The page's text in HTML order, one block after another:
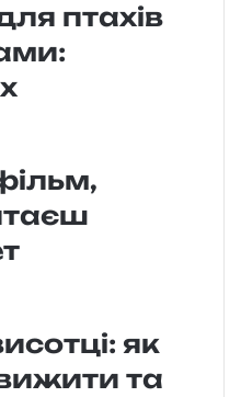
птахів
як
та